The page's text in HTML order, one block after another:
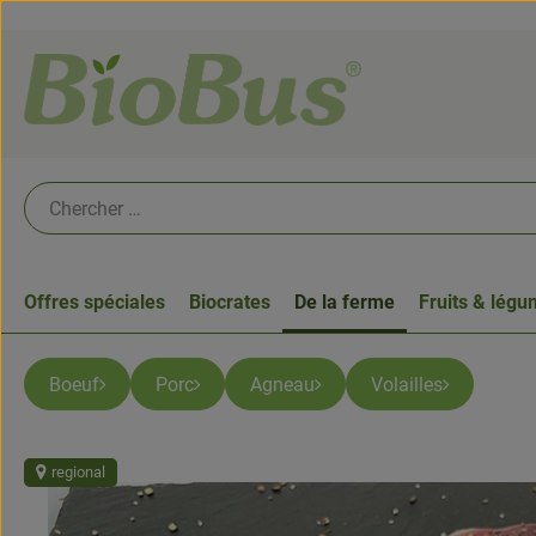
Offres spéciales Biocrates De la ferme Fruits &
Boeuf Porc Agneau Volailles
regional